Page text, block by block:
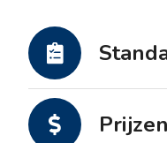
Prijzen
Nieuws / Blog
Over ons
Partners
Veelgestelde Vragen